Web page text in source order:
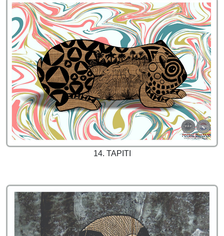
14. TAPITI